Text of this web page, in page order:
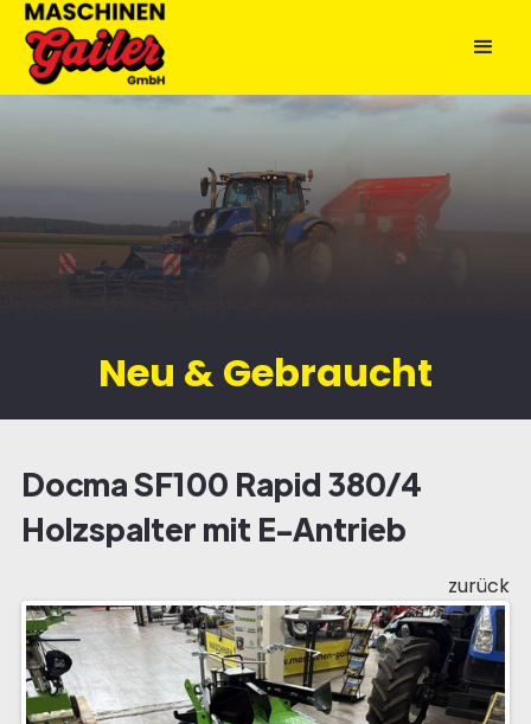
Neu & Gebraucht
Docma SF100 Rapid 380/4
Holzspalter mit E-Antrieb
zurück